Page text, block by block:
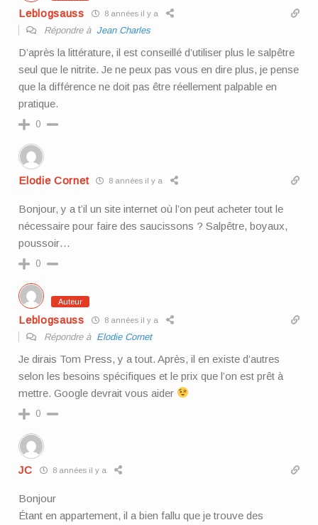
Leblogsauss 8 années il y a
Répondre àJean Charles
D’après la littérature, il est conseillé d’utiliser plus le salpêtre
seul que le nitrite. Je ne peux pas vous en dire plus, je pense
que la différence ne doit pas être réellement palpable en
pratique.
0
Elodie Cornet 8 années il y a
Bonjour, y a t’il un site internet où l’on peut acheter tout le
nécessaire pour faire des saucissons ? Salpêtre, boyaux,
poussoir…
0
Auteur
Leblogsauss 8 années il y a
Répondre à Elodie Cornet
Je dirais Tom Press, y a tout. Après, il en existe d’autres
selon les besoins spécifiques et le prix que l’on est prêt à
mettre. Google devrait vous aider
0
JC 8 années il y a
Bonjour
Étant en appartement, il a bien fallu que je trouve des